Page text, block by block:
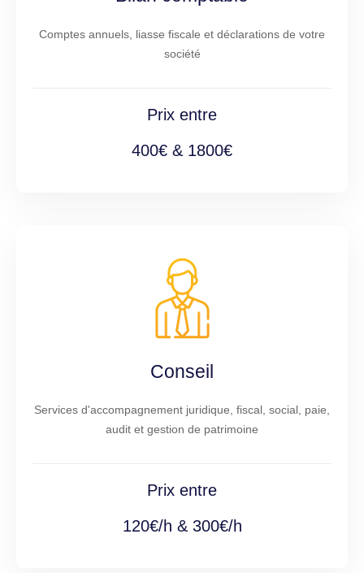
Comptes annuels, liasse fiscale et déclarations de votre
société
Prix entre
400€ & 1800€
Conseil
Services d'accompagnement juridique, fiscal, social, paie,
audit et gestion de patrimoine
Prix entre
120€/h & 300€/h